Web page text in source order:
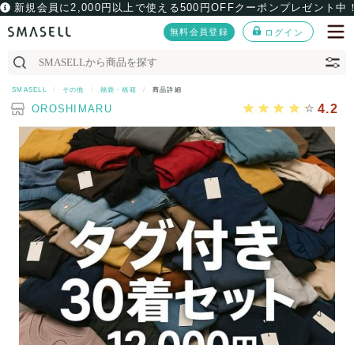
新規会員に2,000円以上で使える500円OFFクーポンプレゼント中
無料会員登録 ログイン
SMASELL その他 福袋・福箱 商品詳細
OROSHIMARU 4.2